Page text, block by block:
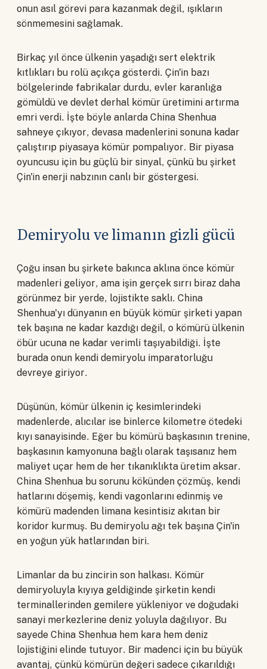
onun asıl görevi para kazanmak değil, ışıkların
sönmemesini sağlamak.
Birkaç yıl önce ülkenin yaşadığı sert elektrik
kıtlıkları bu rolü açıkça gösterdi. Çin'in bazı
bölgelerinde fabrikalar durdu, evler karanlığa
gömüldü ve devlet derhal kömür üretimini artırma
emri verdi. İşte böyle anlarda China Shenhua
sahneye çıkıyor, devasa madenlerini sonuna kadar
çalıştırıp piyasaya kömür pompalıyor. Bir piyasa
oyuncusu için bu güçlü bir sinyal, çünkü bu şirket
Çin'in enerji nabzının canlı bir göstergesi.
Demiryolu ve limanın gizli gücü
Çoğu insan bu şirkete bakınca aklına önce kömür
madenleri geliyor, ama işin gerçek sırrı biraz daha
görünmez bir yerde, lojistikte saklı. China
Shenhua'yı dünyanın en büyük kömür şirketi yapan
tek başına ne kadar kazdığı değil, o kömürü ülkenin
öbür ucuna ne kadar verimli taşıyabildiği. İşte
burada onun kendi demiryolu imparatorluğu
devreye giriyor.
Düşünün, kömür ülkenin iç kesimlerindeki
madenlerde, alıcılar ise binlerce kilometre ötedeki
kıyı sanayisinde. Eğer bu kömürü başkasının trenine,
başkasının kamyonuna bağlı olarak taşısanız hem
maliyet uçar hem de her tıkanıklıkta üretim aksar.
China Shenhua bu sorunu kökünden çözmüş, kendi
hatlarını döşemiş, kendi vagonlarını edinmiş ve
kömürü madenden limana kesintisiz akıtan bir
koridor kurmuş. Bu demiryolu ağı tek başına Çin'in
en yoğun yük hatlarından biri.
Limanlar da bu zincirin son halkası. Kömür
demiryoluyla kıyıya geldiğinde şirketin kendi
terminallerinden gemilere yükleniyor ve doğudaki
sanayi merkezlerine deniz yoluyla dağılıyor. Bu
sayede China Shenhua hem kara hem deniz
lojistiğini elinde tutuyor. Bir madenci için bu büyük
avantaj, çünkü kömürün değeri sadece çıkarıldığı